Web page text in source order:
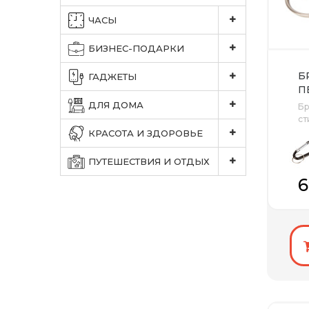
ЧАСЫ
БИЗНЕС-ПОДАРКИ
ГАДЖЕТЫ
ДЛЯ ДОМА
КРАСОТА И ЗДОРОВЬЕ
ПУТЕШЕСТВИЯ И ОТДЫХ